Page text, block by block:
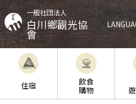
一般社団法人
白川鄉觀光協
會
住宿
飲食
購物